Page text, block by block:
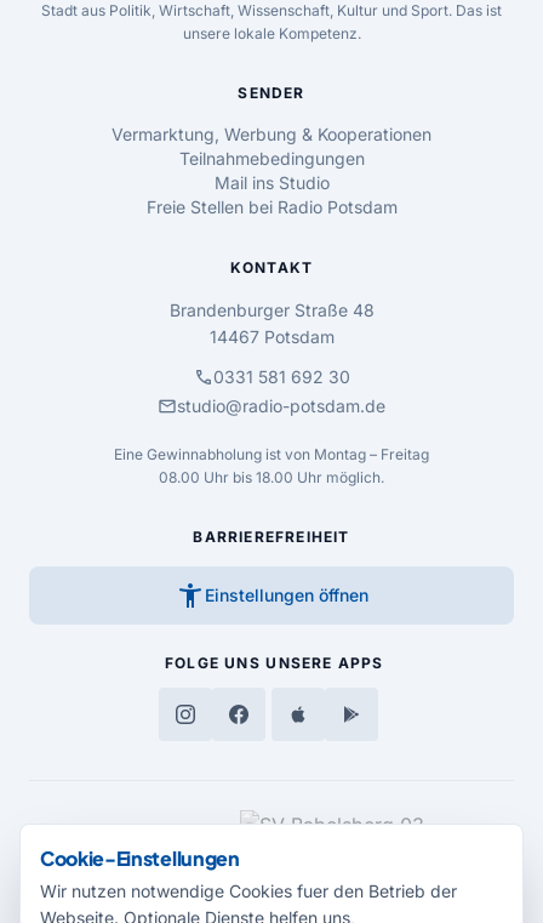
Stadt aus Politik, Wirtschaft, Wissenschaft, Kultur und Sport. Das ist
unsere lokale Kompetenz.
SENDER
Vermarktung, Werbung & Kooperationen
Teilnahmebedingungen
Mail ins Studio
Freie Stellen bei Radio Potsdam
KONTAKT
Brandenburger Straße 48
14467 Potsdam
call0331 581 692 30
mailstudio@radio-potsdam.de
Eine Gewinnabholung ist von Montag – Freitag
08.00 Uhr bis 18.00 Uhr möglich.
BARRIEREFREIHEIT
accessibility_new Einstellungen öffnen
FOLGE UNS UNSERE APPS
MEDIENPARTNER
Cookie-Einstellungen
Wir nutzen notwendige Cookies fuer den Betrieb der
Webseite. Optionale Dienste helfen uns,